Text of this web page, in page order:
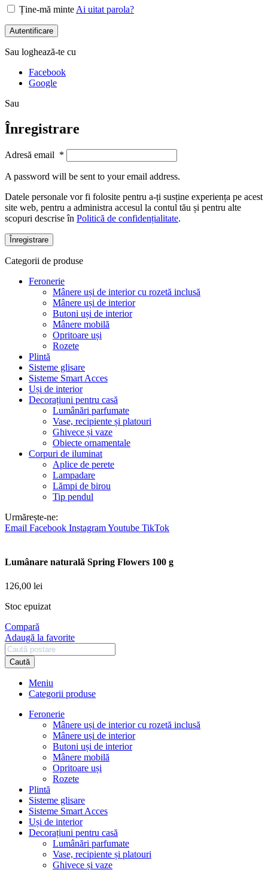
Ține-mă minte Ai uitat parola?
Autentificare
Sau loghează-te cu
Facebook
Google
Sau
Înregistrare
Adresă email *
A password will be sent to your email address.
Datele personale vor fi folosite pentru a-ți susține experiența pe acest
site web, pentru a administra accesul la contul tău și pentru alte
scopuri descrise în Politică de confidențialitate.
Înregistrare
Categorii de produse
Feronerie
Mânere uși de interior cu rozetă inclusă
Mânere uși de interior
Butoni uși de interior
Mânere mobilă
Opritoare uși
Rozete
Plintă
Sisteme glisare
Sisteme Smart Acces
Uși de interior
Decorațiuni pentru casă
Lumânări parfumate
Vase, recipiente și platouri
Ghivece și vaze
Obiecte ornamentale
Corpuri de iluminat
Aplice de perete
Lampadare
Lămpi de birou
Tip pendul
Urmărește-ne:
Email Facebook InstagramYoutube TikTok
Lumânare naturală Spring Flowers 100 g
126,00 lei
Stoc epuizat
Compară
Adaugă la favorite
Caută
Meniu
Categorii produse
Feronerie
Mânere uși de interior cu rozetă inclusă
Mânere uși de interior
Butoni uși de interior
Mânere mobilă
Opritoare uși
Rozete
Plintă
Sisteme glisare
Sisteme Smart Acces
Uși de interior
Decorațiuni pentru casă
Lumânări parfumate
Vase, recipiente și platouri
Ghivece și vaze